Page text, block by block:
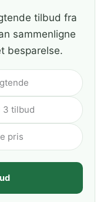
tilbud fra
sammenligne
besparelse.
3 tilbud
pris